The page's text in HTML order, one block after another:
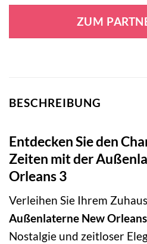
war:
295,00
ZUM
BESCHREIBUNG
Entdecken Sie den
Zeiten mit der
Orleans 3
Verleihen Sie Ihrem
Außenlaterne New
Nostalgie und zeitloser